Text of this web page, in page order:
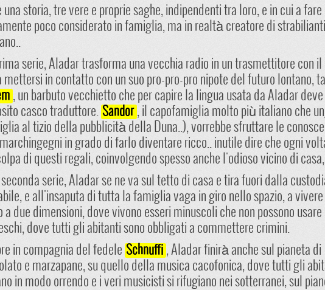
una storia, tre vere e proprie saghe, indipendenti tra loro, e in cui a
poco considerato in famiglia, ma in realtà creatore di
serie, Aladar trasforma una vecchia radio in un trasmettitore con il
mettersi in contatto con un suo pro-pro-pro nipote del futuro lontano,
, un barbuto vecchietto che per capire la lingua usata da Aladar
casco traduttore. Sandor , il capofamiglia molto più italiano che
al tizio della pubblicità della Duna..), vorrebbe sfruttare le
in grado di farlo diventare ricco.. inutile dire che ogni
di questi regali, coinvolgendo spesso anche l'odioso vicino di casa,
serie, Aladar se ne va sul tetto di casa e tira fuori dalla
e all'insaputa di tutta la famiglia vaga in giro nello spazio, a
a due dimensioni, dove vivono esseri minuscoli che non possono
dove tutti gli abitanti sono obbligati a commettere crimini.
in compagnia del fedele Schnuffi , Aladar finirà anche sul pianeta di
e marzapane, su quello della musica cacofonica, dove tutti gli
in modo orrendo e i veri musicisti si rifugiano nei sotterranei, sul